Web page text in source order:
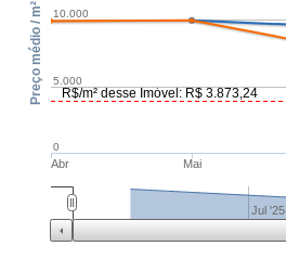
R$/m² desse Imóvel: R$ 3.873,24
Abr Mai
0
5.000
10.000
Preço médio / m²
Jul '25